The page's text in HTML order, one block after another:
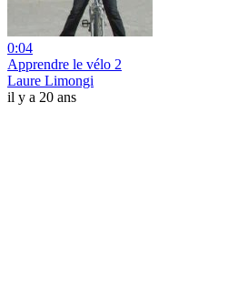
0:04
Apprendre le vélo 2
Laure Limongi
il y a 20 ans